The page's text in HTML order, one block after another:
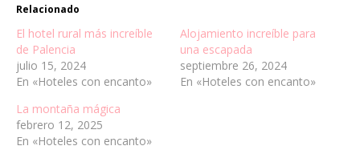
Relacionado
El hotel rural más increíble
de Palencia
julio 15, 2024
En «Hoteles con encanto»
Alojamiento increíble para
una escapada
septiembre 26, 2024
En «Hoteles con encanto»
La montaña mágica
febrero 12, 2025
En «Hoteles con encanto»